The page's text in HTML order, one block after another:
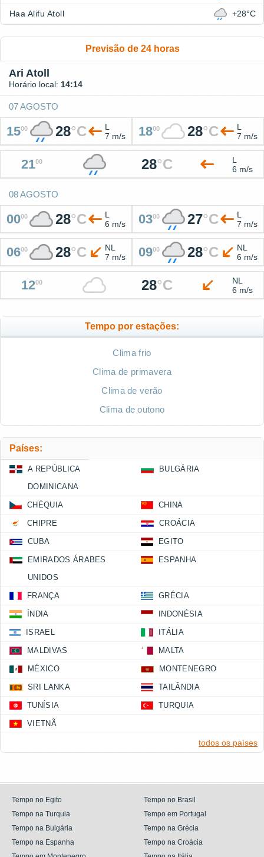
Haa Alifu Atoll +28°C
Previsão de 24 horas
Ari Atoll
Horário local: 14:14
07 AGOSTO
1500 28°C
L
7 m/s
1800 28°C
L
7 m/s
2100 28°C
L
6 m/s
08 AGOSTO
0000 28°C
L
6 m/s
0300 27°C
L
7 m/s
0600 28°C
NL
7 m/s
0900 28°C
NL
6 m/s
1200 28°C
NL
6 m/s
Tempo por estações:
Clima frio
Clima de primavera
Clima de verão
Clima de outono
Países:
A REPÚBLICA
DOMINICANA
BULGÁRIA
CHÉQUIA CHINA
CHIPRE CROÁCIA
CUBA EGITO
EMIRADOS ÁRABES
UNIDOS
ESPANHA
FRANÇA GRÉCIA
ÍNDIA INDONÉSIA
ISRAEL ITÁLIA
MALDIVAS MALTA
MÉXICO MONTENEGRO
SRI LANKA TAILÂNDIA
TUNÍSIA TURQUIA
VIETNÃ
todos os países
Tempo no Egito
Tempo no Brasil
Tempo na Turquia
Tempo em Portugal
Tempo na Bulgária
Tempo na Grécia
Tempo na Espanha
Tempo na Croácia